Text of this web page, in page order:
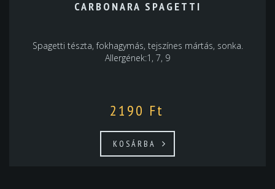
CARBONARA SPAGETTI
Spagetti tészta, fokhagymás, tejszínes mártás, sonka.
Allergének:1, 7, 9
2190 Ft
KOSÁRBA